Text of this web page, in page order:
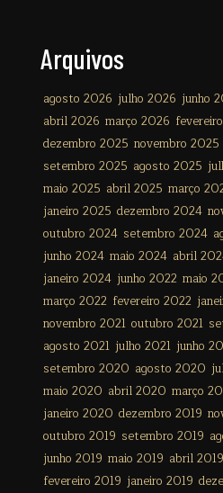
Arquivos
agosto 2026 julho 2026 junho
abril 2026 março 2026
dezembro 2025 novembro 2025
setembro 2025 agosto 2025
maio 2025 abril 2025 março
janeiro 2025 dezembro 2024
outubro 2024 setembro 2024
junho 2024 maio 2024 abril
janeiro 2024 junho 2022 maio
março 2022 fevereiro 2022
novembro 2021 outubro 2021
agosto 2021 julho 2021 junho
setembro 2020 agosto 2020
maio 2020 abril 2020 março
janeiro 2020 dezembro 2019
outubro 2019 setembro 2019
junho 2019 maio 2019 abril 2019
fevereiro 2019 janeiro 2019